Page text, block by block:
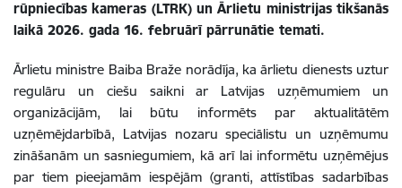
rūpniecības kameras (LTRK) un Ārlietu ministrijas tikšanās
laikā 2026. gada 16. februārī pārrunātie temati.
Ārlietu ministre Baiba Braže norādīja, ka ārlietu dienests uztur
regulāru un ciešu saikni ar Latvijas uzņēmumiem un
organizācijām, lai būtu informēts par aktualitātēm
uzņēmējdarbībā, Latvijas nozaru speciālistu un uzņēmumu
zināšanām un sasniegumiem, kā arī lai informētu uzņēmējus
par tiem pieejamām iespējām (granti, attīstības sadarbības